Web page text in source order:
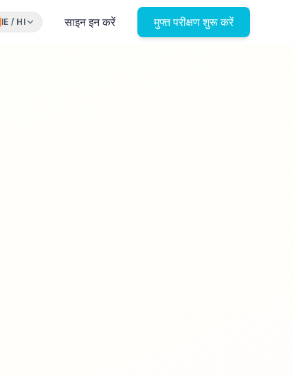
IE / HI साइन इन करें मुफ्त परीक्षण शुरू करें